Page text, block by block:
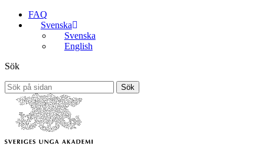
FAQ
Svenska
Svenska
English
Sök
Sök